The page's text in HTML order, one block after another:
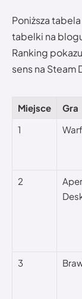
Poniższa
tabelki na
Ranking
sens na Steam
Miejsce Gra
1
2
3